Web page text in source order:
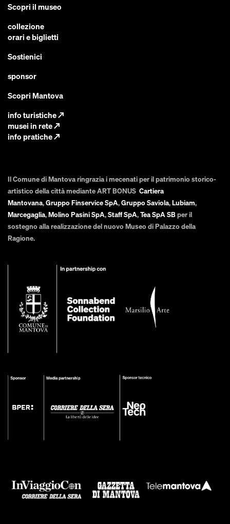
Scopri il museo
collezione
orari e biglietti
Sostienici
sponsor
Scopri Mantova
info turistiche↗
musei in rete↗
info pratiche↗
Il Comune di Mantova ringrazia i mecenati per il patrimonio storico-
artistico della città mediante ART BONUS Cartiera
Mantovana,Gruppo Finservice SpA,Gruppo Saviola,Lubiam,
Marcegaglia,Molino Pasini SpA,Staff SpA,Tea SpA SBper il
sostegno alla realizzazione del nuovo Museo di Palazzo della
Ragione.